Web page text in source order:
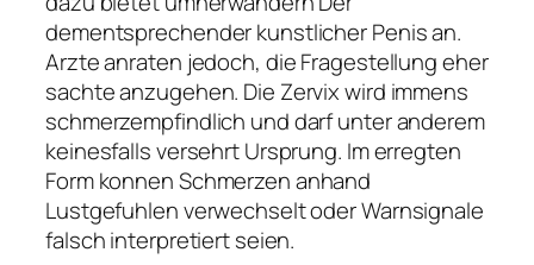
dementsprechender kunstlicher Penis an.
Arzte anraten jedoch, die Fragestellung eher
sachte anzugehen. Die Zervix wird immens
schmerzempfindlich und darf unter anderem
keinesfalls versehrt Ursprung. Im erregten
Form konnen Schmerzen anhand
Lustgefuhlen verwechselt oder Warnsignale
falsch interpretiert seien.